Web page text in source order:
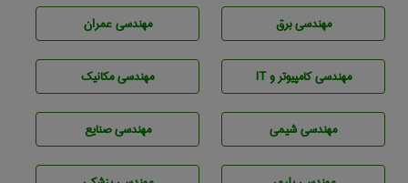
مهندسی برق مهندسی عمران
مهندسی كامپيوتر و IT مهندسی مکانیک
مهندسي شيمی مهندسی صنايع